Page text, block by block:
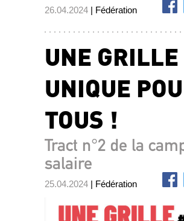
26.04.2024 | Fédération
UNE GRILLE
UNIQUE
TOUS !
Tract n°2 de la
salaire
25.04.2024 | Fédération